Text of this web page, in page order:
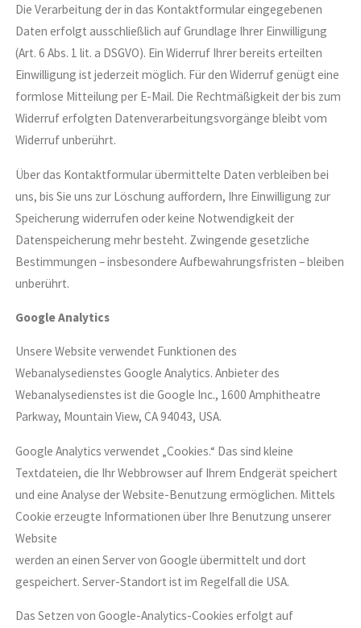
Die Verarbeitung der in das Kontaktformular eingegebenen
Daten erfolgt ausschließlich auf Grundlage Ihrer Einwilligung
(Art. 6 Abs. 1 lit. a DSGVO). Ein Widerruf Ihrer bereits erteilten
Einwilligung ist jederzeit möglich. Für den Widerruf genügt eine
formlose Mitteilung per E-Mail. Die Rechtmäßigkeit der bis zum
Widerruf erfolgten Datenverarbeitungsvorgänge bleibt vom
Widerruf unberührt.
Über das Kontaktformular übermittelte Daten verbleiben bei
uns, bis Sie uns zur Löschung auffordern, Ihre Einwilligung zur
Speicherung widerrufen oder keine Notwendigkeit der
Datenspeicherung mehr besteht. Zwingende gesetzliche
Bestimmungen – insbesondere Aufbewahrungsfristen – bleiben
unberührt.
Google Analytics
Unsere Website verwendet Funktionen des
Webanalysedienstes Google Analytics. Anbieter des
Webanalysedienstes ist die Google Inc., 1600 Amphitheatre
Parkway, Mountain View, CA 94043, USA.
Google Analytics verwendet „Cookies.“ Das sind kleine
Textdateien, die Ihr Webbrowser auf Ihrem Endgerät speichert
und eine Analyse der Website-Benutzung ermöglichen. Mittels
Cookie erzeugte Informationen über Ihre Benutzung unserer
Website
werden an einen Server von Google übermittelt und dort
gespeichert. Server-Standort ist im Regelfall die USA.
Das Setzen von Google-Analytics-Cookies erfolgt auf